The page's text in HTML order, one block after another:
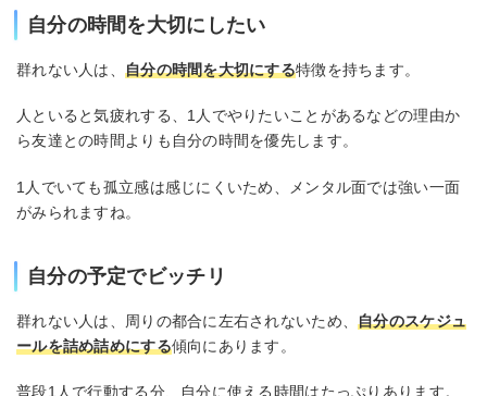
自分の時間を大切にしたい
群れない人は、 自分の時間を大切にする特徴を持ちます。
人といると気疲れする、1人でやりたいことがあるなどの理由か
ら友達との時間よりも自分の時間を優先します。
1人でいても孤立感は感じにくいため、メンタル面では強い一面
がみられますね。
自分の予定でビッチリ
群れない人は、周りの都合に左右されないため、自分のスケジュ
ールを詰め詰めにする傾向にあります。
普段1人で行動する分、自分に使える時間はたっぷりあります。